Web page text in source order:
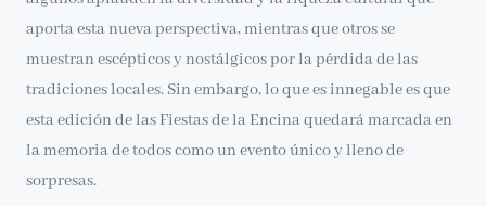
aporta esta nueva perspectiva, mientras que otros se
muestran escépticos y nostálgicos por la pérdida de las
tradiciones locales. Sin embargo, lo que es innegable es que
esta edición de las Fiestas de la Encina quedará marcada en
la memoria de todos como un evento único y lleno de
sorpresas.